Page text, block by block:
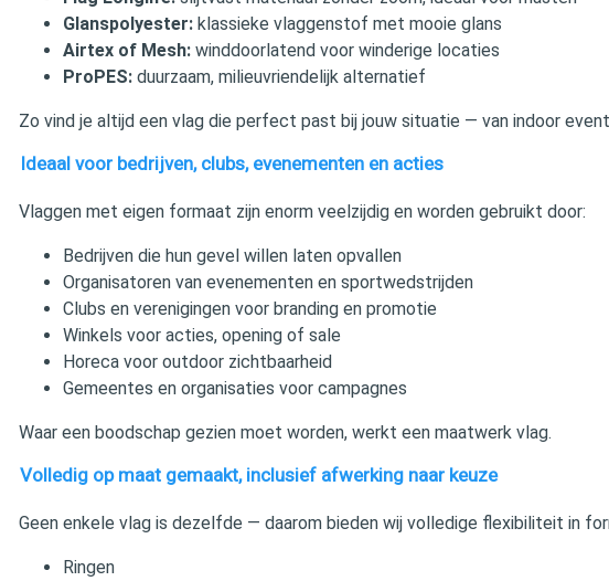
Glanspolyester: klassieke vlaggenstof met mooie glans
Airtex of Mesh: winddoorlatend voor winderige locaties
ProPES: duurzaam, milieuvriendelijk alternatief
Zo vind je altijd een vlag die perfect past bij jouw situatie — van indoor
Ideaal voor bedrijven, clubs, evenementen en acties
Vlaggen met eigen formaat zijn enorm veelzijdig en worden gebruikt door:
Bedrijven die hun gevel willen laten opvallen
Organisatoren van evenementen en sportwedstrijden
Clubs en verenigingen voor branding en promotie
Winkels voor acties, opening of sale
Horeca voor outdoor zichtbaarheid
Gemeentes en organisaties voor campagnes
Waar een boodschap gezien moet worden, werkt een maatwerk vlag.
Volledig op maat gemaakt, inclusief afwerking naar keuze
Geen enkele vlag is dezelfde — daarom bieden wij volledige flexibiliteit in
Ringen